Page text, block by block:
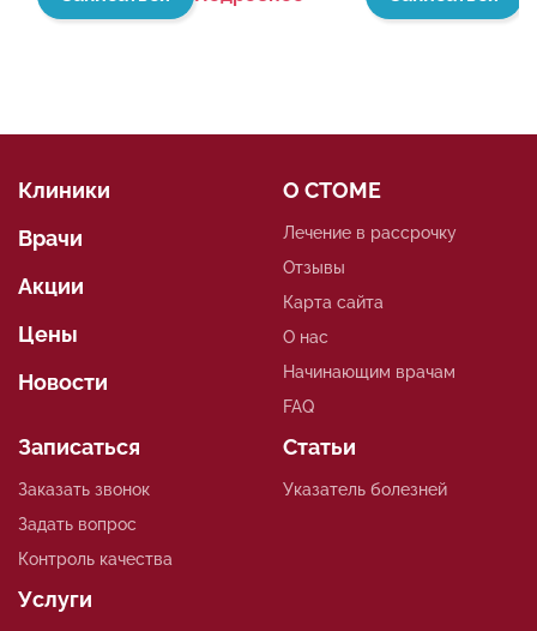
Клиники
Врачи
Акции
Цены
Новости
Услуги
О СТОМЕ
Лечение в рассрочку
Отзывы
Карта сайта
О нас
Начинающим врачам
FAQ
Статьи
Указатель болезней
Записаться
Заказать звонок
Задать вопрос
Контроль качества